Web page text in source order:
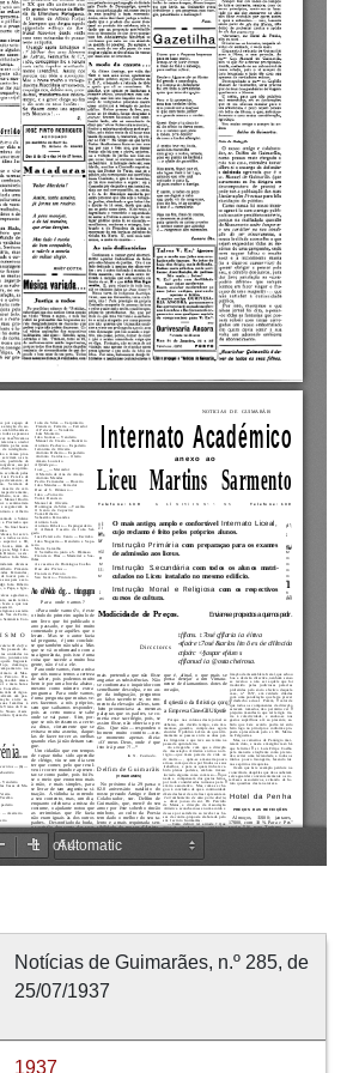
Notícias de Guimarães, n.º 285, de
25/07/1937
1937